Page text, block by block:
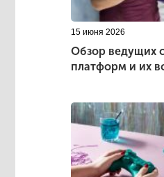
15 июня 2026
Обзор ведущих
платформ и их